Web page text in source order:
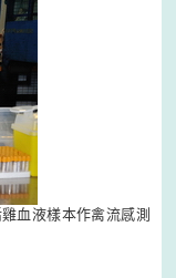
血液樣本作禽流感測